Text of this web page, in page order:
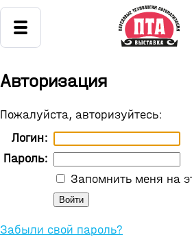
Авторизация
Пожалуйста, авторизуйтесь:
Логин:
Пароль:
Запомнить меня на
Забыли свой пароль?